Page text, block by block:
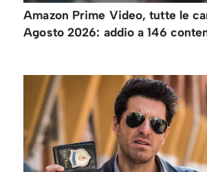
Amazon Prime Video, tutte le
Agosto 2026: addio a 146